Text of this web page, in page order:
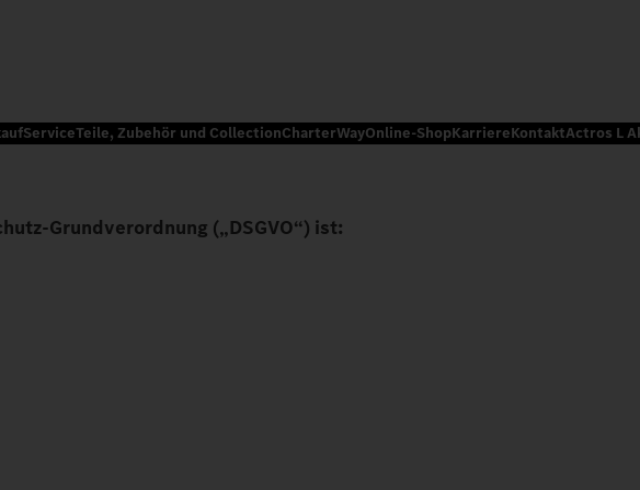
ServiceTeile, Zubehör und CollectionCharterWayOnline-ShopKarriereKontaktActros L
Grundverordnung („DSGVO“) ist: